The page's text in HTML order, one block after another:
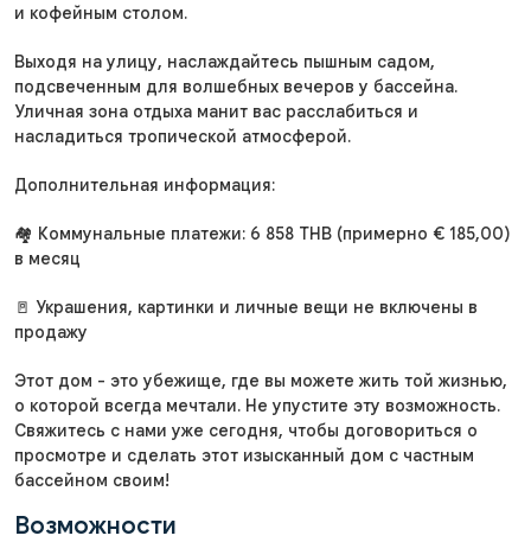
и кофейным столом.
Выходя на улицу, наслаждайтесь пышным садом,
подсвеченным для волшебных вечеров у бассейна.
Уличная зона отдыха манит вас расслабиться и
насладиться тропической атмосферой.
Дополнительная информация:
🏘️ Коммунальные платежи: 6 858 THB (примерно € 185,00)
в месяц
🚪 Украшения, картинки и личные вещи не включены в
продажу
Этот дом - это убежище, где вы можете жить той жизнью,
о которой всегда мечтали. Не упустите эту возможность.
Свяжитесь с нами уже сегодня, чтобы договориться о
просмотре и сделать этот изысканный дом с частным
бассейном своим!
Возможности